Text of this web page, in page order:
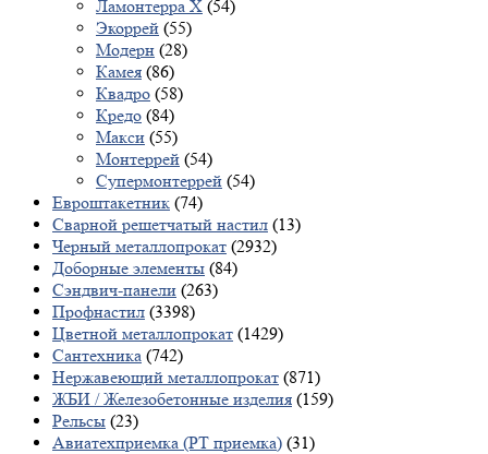
Ламонтерра X (54)
Экоррей (55)
Модерн (28)
Камея (86)
Квадро (58)
Кредо (84)
Макси (55)
Монтеррей (54)
Супермонтеррей (54)
Евроштакетник (74)
Сварной решетчатый настил (13)
Черный металлопрокат (2932)
Доборные элементы (84)
Сэндвич-панели (263)
Профнастил (3398)
Цветной металлопрокат (1429)
Сантехника (742)
Нержавеющий металлопрокат (871)
ЖБИ / Железобетонные изделия (159)
Рельсы (23)
Авиатехприемка (РТ приемка) (31)